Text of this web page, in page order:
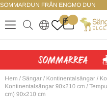
SOMMARDUN FRÅN ENGMO DUN
.
0
. ..
Hem / Sängar / Kontinentalsängar /
Kontinentalsängar 90x210 cm /
cm) 90x210 cm